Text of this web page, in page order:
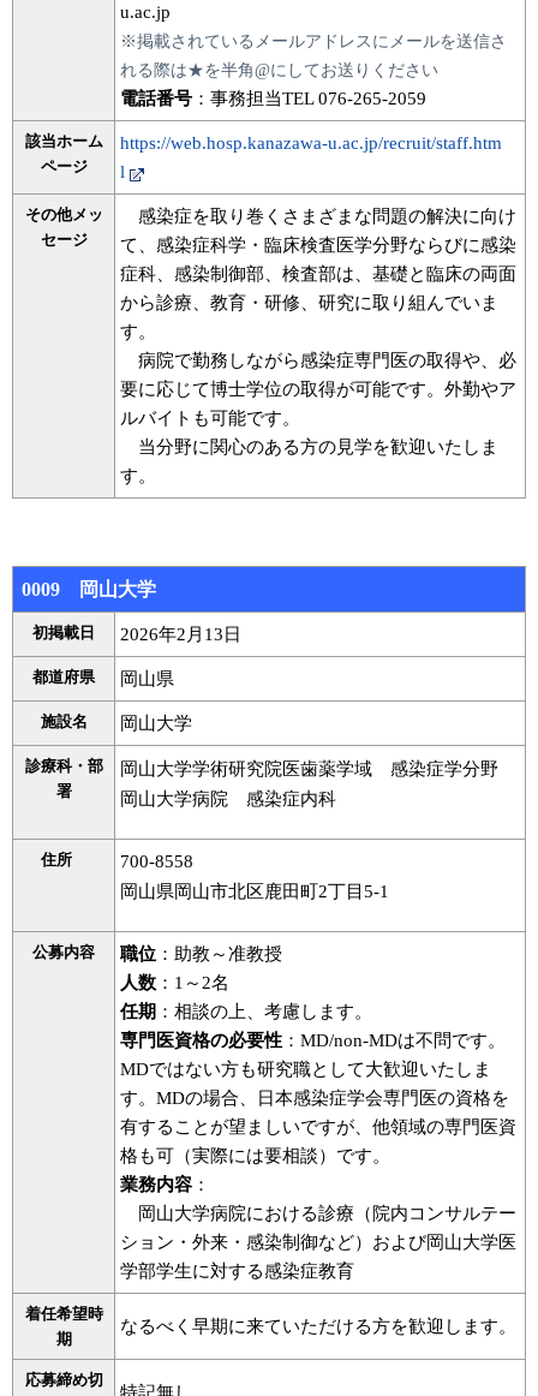
u.ac.jp
※掲載されているメールアドレスにメールを送信さ
れる際は★を半角@にしてお送りください
電話番号 ：事務担当TEL 076-265-2059
該当ホーム
ページ
https://web.hosp.kanazawa-u.ac.jp/recruit/staff.htm
l
その他メッ
セージ
感染症を取り巻くさまざまな問題の解決に向け
て、感染症科学・臨床検査医学分野ならびに感染
症科、感染制御部、検査部は、基礎と臨床の両面
から診療、教育・研修、研究に取り組んでいま
す。
病院で勤務しながら感染症専門医の取得や、必
要に応じて博士学位の取得が可能です。外勤やア
ルバイトも可能です。
当分野に関心のある方の見学を歓迎いたしま
す。
0009 岡山大学
初掲載日 2026年2月13日
都道府県 岡山県
施設名 岡山大学
診療科・部
署
岡山大学学術研究院医歯薬学域 感染症学分野
岡山大学病院 感染症内科
住所
700-8558
岡山県岡山市北区鹿田町2丁目5-1
公募内容 職位 ：助教～准教授
人数 ：1～2名
任期 ：相談の上、考慮します。
専門医資格の必要性 ：MD/non-MDは不問です。
MDではない方も研究職として大歓迎いたしま
す。MDの場合、日本感染症学会専門医の資格を
有することが望ましいですが、他領域の専門医資
格も可（実際には要相談）です。
業務内容 ：
岡山大学病院における診療（院内コンサルテー
ション・外来・感染制御など）および岡山大学医
学部学生に対する感染症教育
着任希望時
期
なるべく早期に来ていただける方を歓迎します。
応募締め切
特記無し